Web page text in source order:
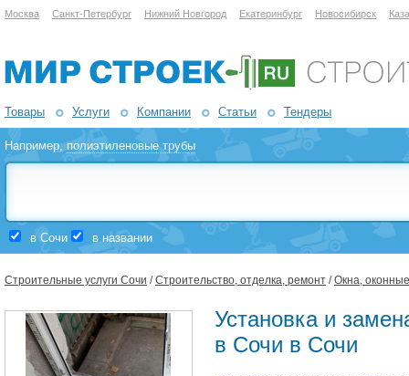
Москва Санкт-Петербург Нижний Новгород Екатеринбург Новосибирск
Товары Услуги Компании Статьи Тендеры
Например,полиэтиленовые трубы
в Сочи в названии
Строительные услуги Сочи /Строительство, отделка, ремонт /Окна,
Установка и
в Сочи в Сочи